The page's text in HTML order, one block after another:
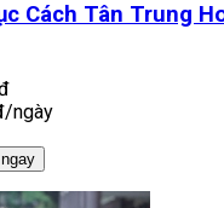
Cách Tân Trung
ngày